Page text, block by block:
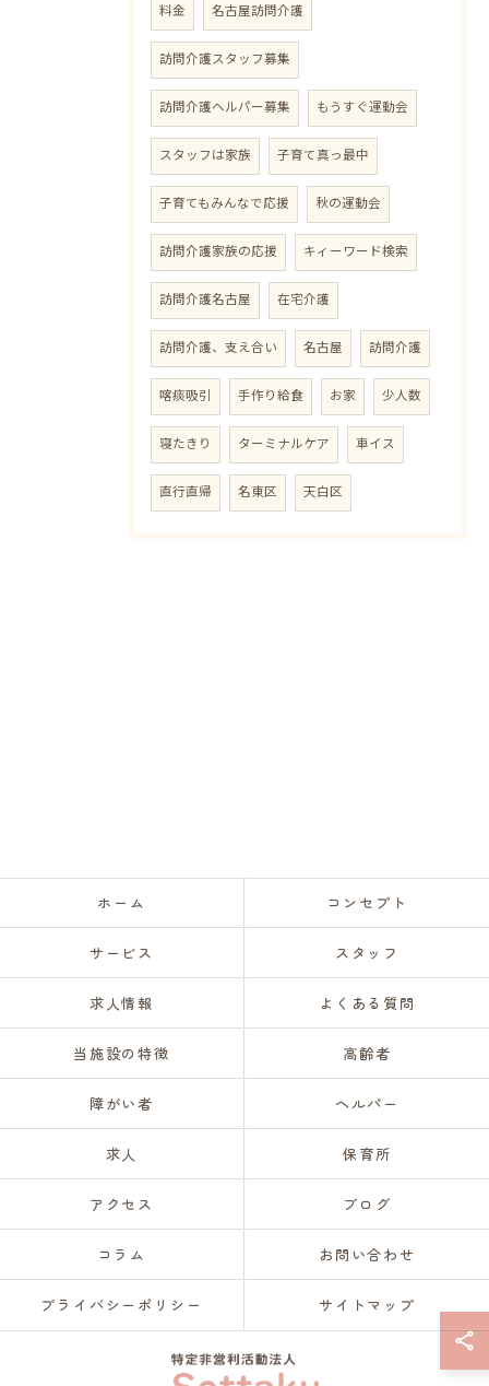
料金 名古屋訪問介護
訪問介護スタッフ募集
訪問介護ヘルパー募集 もうすぐ運動会
スタッフは家族 子育て真っ最中
子育てもみんなで応援 秋の運動会
訪問介護家族の応援 キィーワード検索
訪問介護名古屋 在宅介護
訪問介護、支え合い 名古屋 訪問介護
喀痰吸引 手作り給食 お家 少人数
寝たきり ターミナルケア 車イス
直行直帰 名東区 天白区
ホーム コンセプト
サービス スタッフ
求人情報 よくある質問
当施設の特徴 高齢者
障がい者 ヘルパー
求人 保育所
アクセス ブログ
コラム お問い合わせ
プライバシーポリシー サイトマップ